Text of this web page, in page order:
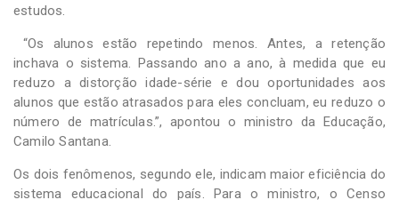
estudos.
“Os alunos estão repetindo menos. Antes, a retenção
inchava o sistema. Passando ano a ano, à medida que eu
reduzo a distorção idade-série e dou oportunidades aos
alunos que estão atrasados para eles concluam, eu reduzo o
número de matrículas.”, apontou o ministro da Educação,
Camilo Santana.
Os dois fenômenos, segundo ele, indicam maior eficiência do
sistema educacional do país. Para o ministro, o Censo